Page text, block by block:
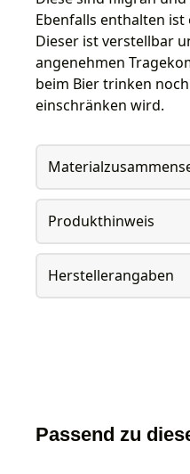
Ebenfalls enthalten
Dieser ist verstellbar
angenehmen
beim Bier trinken
einschränken wird.
Produkthinweis
Herstellerangaben
Passend zu